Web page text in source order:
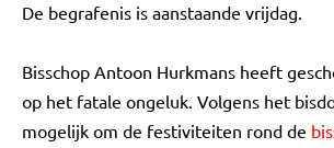
De begrafenis is aanstaande vrijdag.
Bisschop Antoon Hurkmans heeft
op het fatale ongeluk. Volgens het
mogelijk om de festiviteiten rond de